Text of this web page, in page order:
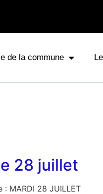
de la commune
28 juillet
: MARDI 28 JUILLET